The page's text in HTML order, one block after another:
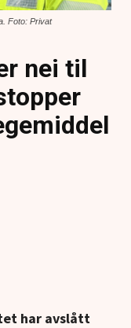
Foto: Privat
nei til
har avslått